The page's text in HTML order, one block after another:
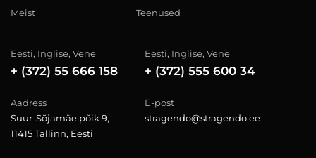
Meist Teenused
Eesti, Inglise, Vene
+ (372) 55 666 158
Eesti, Inglise, Vene
+ (372) 555 600 34
Aadress
Suur-Sõjamäe põik 9,
11415 Tallinn, Eesti
E-post
stragendo@stragendo.ee